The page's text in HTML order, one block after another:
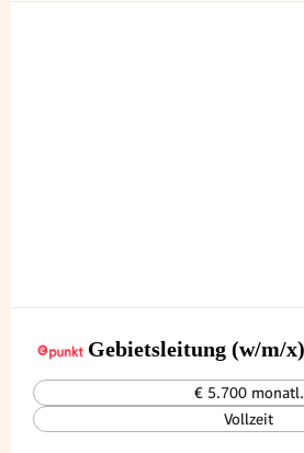
Gebietsleitung (w/m/x)
€ 5.700 monatl.
Vollzeit